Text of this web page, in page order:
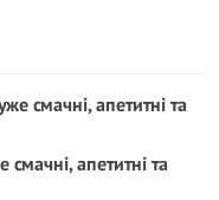
апетитні та